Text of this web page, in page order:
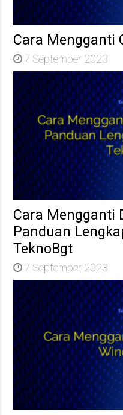
Cara Mengganti
7 September 2023
Cara Mengganti
Panduan
TeknoBgt
7 September 2023